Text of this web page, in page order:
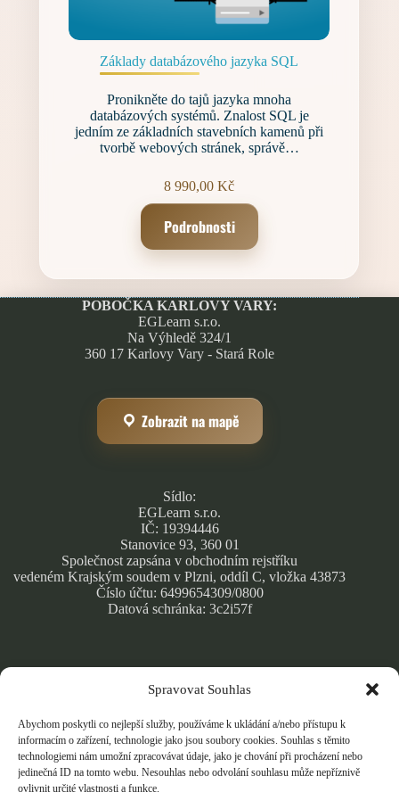
Spravovat Souhlas
Abychom poskytli co nejlepší služby, používáme k ukládání a/nebo přístupu k
informacím o zařízení, technologie jako jsou soubory cookies. Souhlas s těmito
technologiemi nám umožní zpracovávat údaje, jako je chování při procházení nebo
jedinečná ID na tomto webu. Nesouhlas nebo odvolání souhlasu může nepříznivě
ovlivnit určité vlastnosti a funkce.
Základy databázového jazyka SQL
Pronikněte do tajů jazyka mnoha
databázových systémů. Znalost SQL je
jedním ze základních stavebních kamenů při
tvorbě webových stránek, správě…
8 990,00Kč
Podrobnosti
POBOČKA KARLOVY VARY:
EGLearn s.r.o.
Na Výhledě 324/1
360 17 Karlovy Vary - Stará Role
Zobrazit na mapě
Sídlo:
EGLearn s.r.o.
IČ: 19394446
Stanovice 93, 360 01
Společnost zapsána v obchodním rejstříku
vedeném Krajským soudem v Plzni, oddíl C, vložka 43873
Číslo účtu: 6499654309/0800
Datová schránka: 3c2i57f
Zásady ochrany osobních údajů
Cookie Policy